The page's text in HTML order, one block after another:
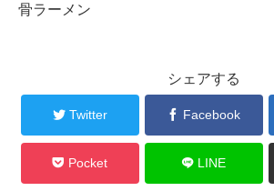
骨ラーメン
シェアする
Twitter Facebook
Pocket LINE